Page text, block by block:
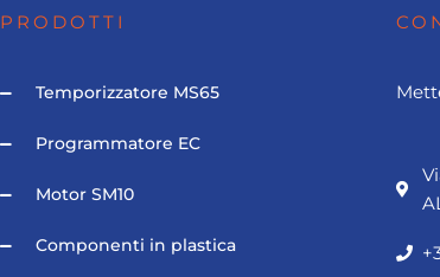
PRODOTTI
Temporizzatore MS65
Programmatore EC
Motor SM10
Componenti in plastica